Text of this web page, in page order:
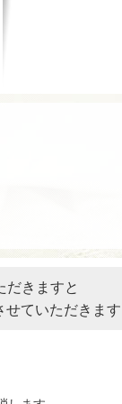
だきますと
せていただきま